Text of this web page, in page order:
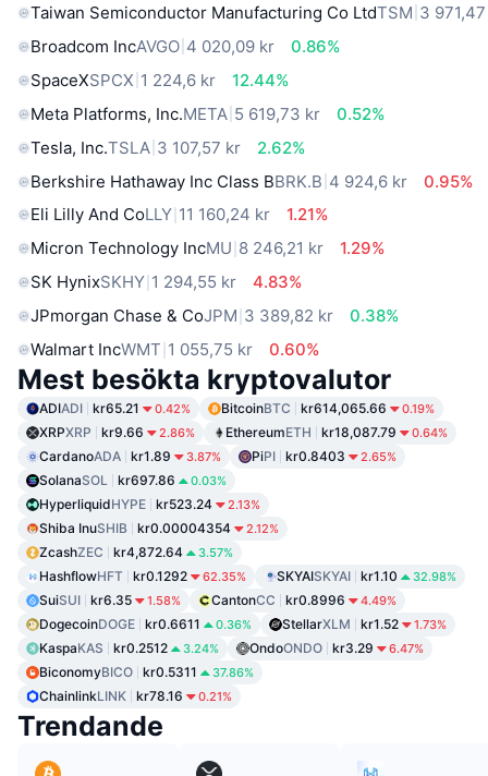
Taiwan Semiconductor Manufacturing Co LtdTSM 3
Broadcom IncAVGO 4 020,09 kr
0.86%
SpaceXSPCX 1 224,6 kr
12.44%
Meta Platforms, Inc.META 5 619,73 kr
0.52%
Tesla, Inc.TSLA 3 107,57 kr
2.62%
Berkshire Hathaway Inc Class BBRK.B 4 924,6 kr
0.95%
Eli Lilly And CoLLY 11 160,24 kr
1.21%
Micron Technology IncMU 8 246,21 kr
1.29%
SK HynixSKHY 1 294,55 kr
4.83%
JPmorgan Chase & CoJPM 3 389,82 kr
0.38%
Walmart IncWMT 1 055,75 kr 0.60%
Mest besökta kryptovalutor
ADIADI kr65.21 0.42% BitcoinBTC kr614,065.66 0.19%
XRPXRP kr9.66 2.86% EthereumETH kr18,087.79 0.64%
CardanoADA kr1.89 3.87% PiPI kr0.8403 2.65%
SolanaSOL kr697.86 0.03%
HyperliquidHYPE kr523.24 2.13%
Shiba InuSHIB kr0.00004354 2.12%
ZcashZEC kr4,872.64 3.57%
HashflowHFT kr0.1292 62.35% SKYAISKYAI kr1.10 32.98%
SuiSUI kr6.35 1.58% CantonCC kr0.8996 4.49%
DogecoinDOGE kr0.6611 0.36% StellarXLM kr1.52 1.73%
KaspaKAS kr0.2512 3.24% OndoONDO kr3.29 6.47%
BiconomyBICO kr0.5311 37.86%
ChainlinkLINK kr78.16 0.21%
Trendande